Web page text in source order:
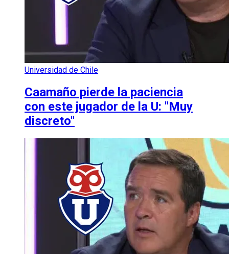
Universidad de Chile
Caamaño pierde la paciencia
con este jugador de la U: "Muy
discreto"